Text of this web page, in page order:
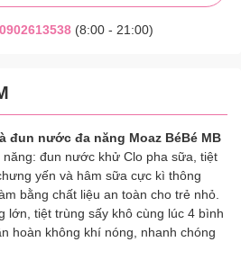
0902613538(8:00 - 21:00)
đun nước đa năng Moaz BéBé MB
đun nước khử Clo pha sữa, tiệt
yến và hâm sữa cực kì thông
bằng chất liệu an toàn cho trẻ nhỏ.
lớn, tiệt trùng sấy khô cùng lúc 4 bình
hoàn không khí nóng, nhanh chóng